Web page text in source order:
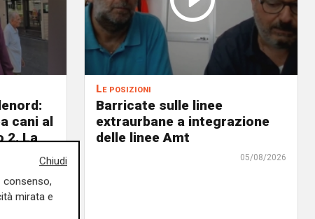
cani al
2. La
Le posizioni
Barricate sulle linee
extraurbane a integrazione
delle linee Amt
05/08/2026
Chiudi
consenso,
mirata e